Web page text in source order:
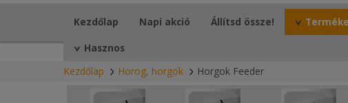
Kezdőlap Napi akció Állítsd össze!
Hasznos
Kezdőlap Horog, horgok Horgok Feeder